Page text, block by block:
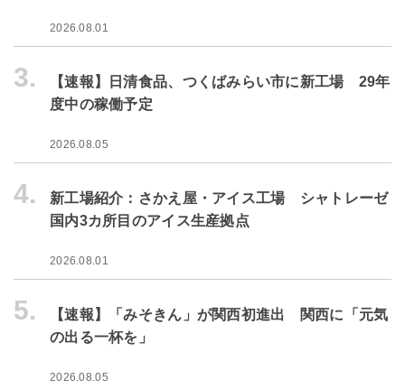
2026.08.01
3.
【速報】日清食品、つくばみらい市に新工場 29年
度中の稼働予定
2026.08.05
4.
新工場紹介：さかえ屋・アイス工場 シャトレーゼ
国内3カ所目のアイス生産拠点
2026.08.01
5.
【速報】「みそきん」が関西初進出 関西に「元気
の出る一杯を」
2026.08.05